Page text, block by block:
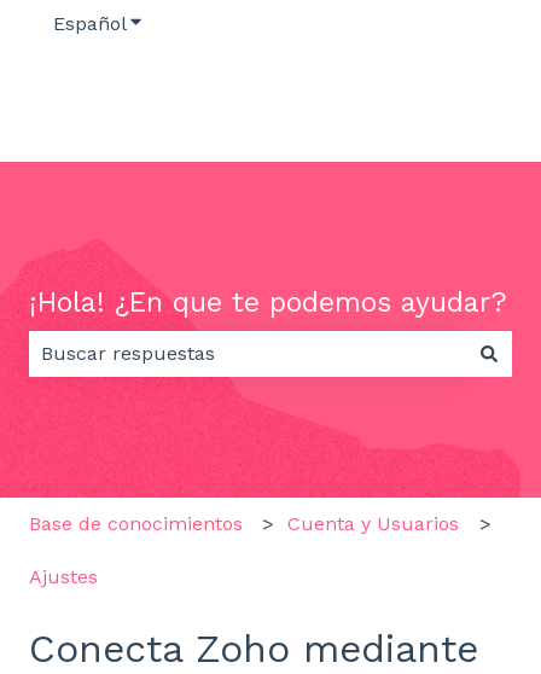
EspañolTraducciones de Mostrar submenú de
¡Hola! ¿En que te podemos ayudar?
No hay sugerencias porque el campo de búsqueda
Base de conocimientos Cuenta y Usuarios
Ajustes
Conecta Zoho mediante